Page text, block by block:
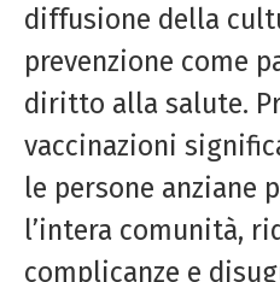
diffusione della
prevenzione come
diritto alla salute.
vaccinazioni
le persone anziane
l’intera comunità,
complicanze e